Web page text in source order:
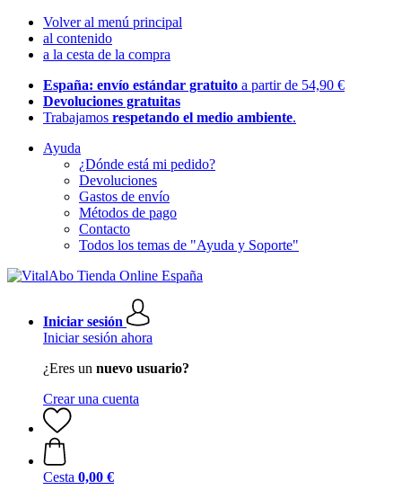
Volver al menú principal
al contenido
a la cesta de la compra
España: envío estándar gratuito a partir de 54,90 €
Devoluciones gratuitas
Trabajamos respetando el medio ambiente.
Ayuda
¿Dónde está mi pedido?
Devoluciones
Gastos de envío
Métodos de pago
Contacto
Todos los temas de "Ayuda y Soporte"
Iniciar sesión
Iniciar sesión ahora
¿Eres un nuevo usuario?
Crear una cuenta
Cesta 0,00 €